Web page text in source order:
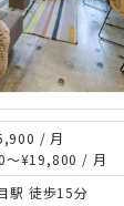
/ 月
～¥19,800 / 月
駅 徒歩15分